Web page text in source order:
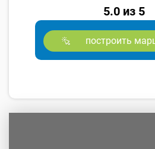
5.0 из 5
построить